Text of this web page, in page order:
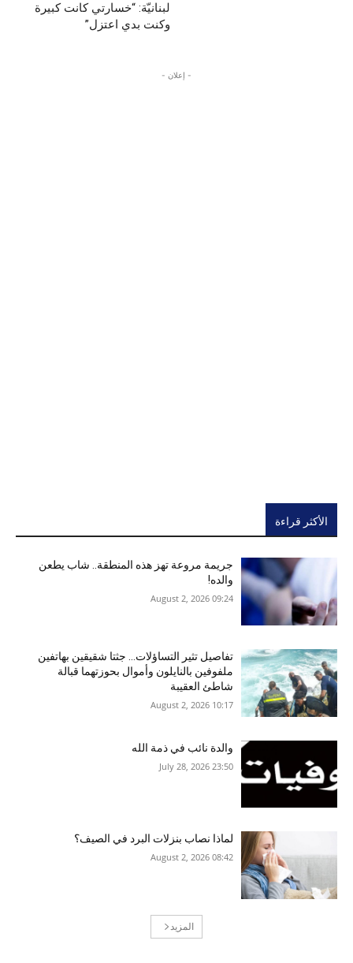
لبنانيّة: “خسارتي كانت كبيرة
وكنت بدي اعتزل”
- إعلان -
الأكثر قراءة
جريمة مروعة تهز هذه المنطقة.. شاب يطعن
والده!
09:24 2026 ,August 2
تفاصيل تثير التساؤلات… جثتا شقيقين بهاتفين
ملفوفين بالنايلون وأموال بحوزتهما قبالة
شاطئ العقيبة
10:17 2026 ,August 2
والدة نائب في ذمة الله
23:50 2026 ,July 28
لماذا نصاب بنزلات البرد في الصيف؟
08:42 2026 ,August 2
المزيد